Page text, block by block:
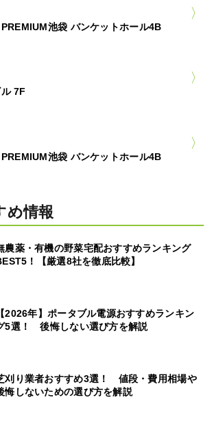
池袋 バンケットホール4B
7F
池袋 バンケットホール4B
め情報
農薬・有機の野菜宅配おすすめランキング
！【厳選8社を徹底比較】
【2026年】ポータブル電源おすすめランキン
5選！ 後悔しない選び方を解説
刈り業者おすすめ3選！ 値段・費用相場や
悔しないための選び方を解説